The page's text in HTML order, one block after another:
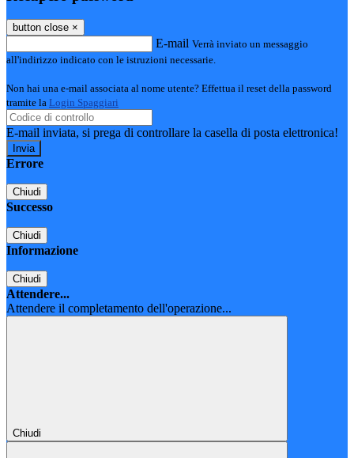
button close ×
E-mail Verrà inviato un messaggio
all'indirizzo indicato con le istruzioni necessarie.
Non hai una e-mail associata al nome utente? Effettua il reset della password
tramite la Login Spaggiari
E-mail inviata, si prega di controllare la casella di posta elettronica!
Errore
Chiudi
Successo
Chiudi
Informazione
Chiudi
Attendere...
Attendere il completamento dell'operazione...
Chiudi